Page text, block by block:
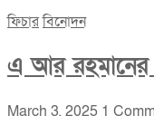
Share
ফিচারবিনোদন
এ আর রহমানের
March 3, 2025 1